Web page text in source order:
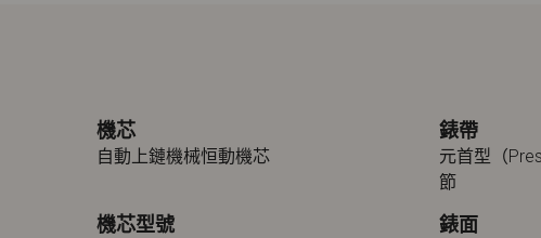
機芯
自動上鏈機械恒動機芯
錶帶
元首型（
節
機芯型號 錶面